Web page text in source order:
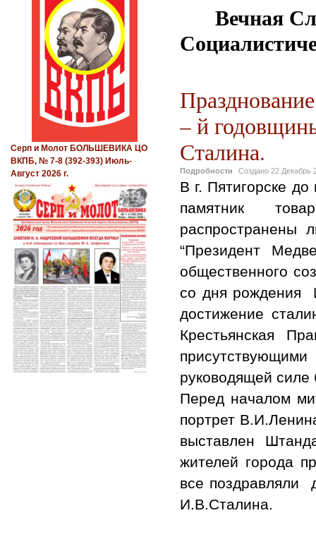
Вечная
– й
Сталина.
Подробности Создано 22 Декабрь
В г. Пятигорске
памятник
распространены
“Президент
общественного
со дня рождения
достижение
Крестьянская
руководящей силе
Перед началом
портрет
выставлен
жителей города
все поздравляли
И.В.Сталина.
Серп и Молот БОЛЬШЕВИКА ЦО
ВКПБ, № 7-8 (392-393) Июль-
Август 2026 г.